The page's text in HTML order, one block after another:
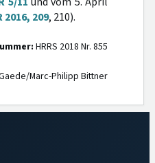
2016, 209, 210).
HRRS 2018 Nr. 855
Marc-Philipp Bittner